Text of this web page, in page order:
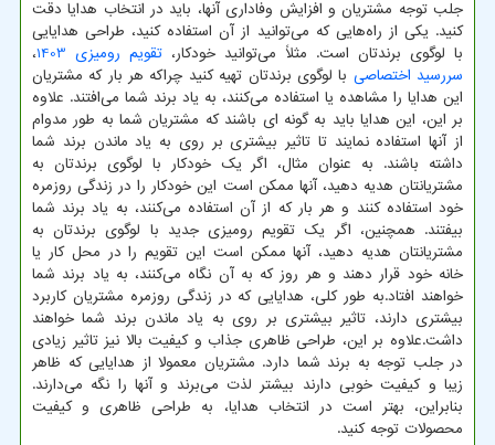
جلب توجه مشتریان و افزایش وفاداری آنها، باید در انتخاب هدایا دقت
کنید. یکی از راه‌هایی که می‌توانید از آن استفاده کنید، طراحی هدایایی
با لوگوی برندتان است. مثلاً می‌توانید خودکار، تقویم رومیزی 1403
،
سررسید اختصاصی با لوگوی برندتان تهیه کنید چراکه هر بار که مشتریان
این هدایا را مشاهده یا استفاده می‌کنند، به یاد برند شما می‌افتند. علاوه
بر این، این هدایا باید به گونه ای باشند که مشتریان شما به طور مدوام
از آنها استفاده نمایند تا تاثیر بیشتری بر روی به یاد ماندن برند شما
داشته باشند. به عنوان مثال، اگر یک خودکار با لوگوی برندتان به
مشتریانتان هدیه دهید، آنها ممکن است این خودکار را در زندگی روزمره
خود استفاده کنند و هر بار که از آن استفاده می‌کنند، به یاد برند شما
بیفتند. همچنین، اگر یک تقویم رومیزی جدید با لوگوی برندتان به
مشتریانتان هدیه دهید، آنها ممکن است این تقویم را در محل کار یا
خانه خود قرار دهند و هر روز که به آن نگاه می‌کنند، به یاد برند شما
خواهند افتاد.به طور کلی، هدایایی که در زندگی روزمره مشتریان کاربرد
بیشتری دارند، تاثیر بیشتری بر روی به یاد ماندن برند شما خواهند
داشت.علاوه بر این، طراحی ظاهری جذاب و کیفیت بالا نیز تاثیر زیادی
در جلب توجه به برند شما دارد. مشتریان معمولا از هدایایی که ظاهر
زیبا و کیفیت خوبی دارند بیشتر لذت می‌برند و آنها را نگه می‌دارند.
بنابراین، بهتر است در انتخاب هدایا، به طراحی ظاهری و کیفیت
محصولات توجه کنید.